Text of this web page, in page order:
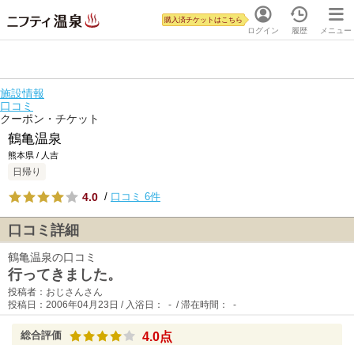
ログイン
購入済チケットはこちら
履歴 メニュー
施設情報
口コミ
クーポン・チケット
鶴亀温泉
熊本県 / 人吉
日帰り
4.0 / 口コミ 6件
口コミ詳細
鶴亀温泉の口コミ
行ってきました。
投稿者：おじさんさん
投稿日：2006年04月23日 / 入浴日： - / 滞在時間： -
総合評価 4.0点